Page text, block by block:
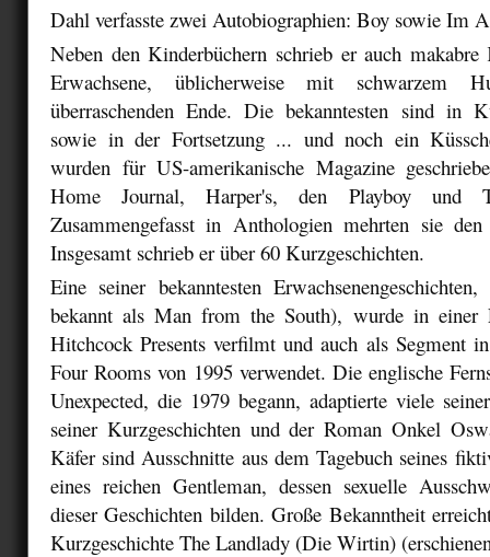
Dahl verfasste zwei Autobiographien: Boy sowie Im
Neben den Kinderbüchern schrieb er auch makabre
Erwachsene, üblicherweise mit schwarzem
überraschenden Ende. Die bekanntesten sind in
sowie in der Fortsetzung ... und noch ein
wurden für US-amerikanische Magazine
Home Journal, Harper's, den Playboy und
Zusammengefasst in Anthologien mehrten sie
Insgesamt schrieb er über 60 Kurzgeschichten.
Eine seiner bekanntesten
bekannt als Man from the South), wurde in einer
Hitchcock Presents verfilmt und auch als Segment
Four Rooms von 1995 verwendet. Die englische
Unexpected, die 1979 begann, adaptierte viele
seiner Kurzgeschichten und der Roman Onkel
Käfer sind Ausschnitte aus dem Tagebuch seines
eines reichen Gentleman, dessen sexuelle
dieser Geschichten bilden. Große Bekanntheit
Kurzgeschichte The Landlady (Die Wirtin)